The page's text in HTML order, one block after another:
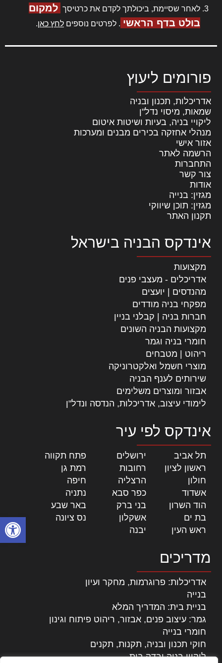
פתח
לאחר שסיימת, ביכולתך לקדם את כרטיסך למקום
בולט בדף הראשי . לפרטים נוספים לחץ כאן.
פורומים ליעוץ
אדריכלות, תכנון ובניה
שמאות, מיסוי נדל"ן
ליקויי בניה, בעיות ושיטות איטום
מנהלי אחזקה בכירים מבנים ומערכות
אזור אישי
הרשמה לאתר
התחברות
צור קשר
אודות
מגזין: בנייה
מגזין: תוכן שיווקי
תקנון האתר
אינדקס הבניה בישראל
מקצועות
אדריכלים - מעצבי פנים
מהנדסים | יועצים
מפקחי בניה מודדים
חברות בניה | קבלני בניין
מקצועות הבניה השונים
חומרי בניה וגמר
ריהוט | מטבחים
מוצרי חשמל ואלקטרוניקה
שירותים לענף הבניה
אבזור ומוצרים משלימים
לימודי עיצוב, אדריכלות, הנדסה ונדל"ן
אינדקס לפי עיר
תל אביב ירושלים פתח תקווה
ראשון לציון
רחובות רמת גן
חולון
הרצליה חיפה
אשדוד
כפר סבא נתניה
הוד השרון
בני ברק באר שבע
בת ים
אשקלון נס ציונה
ראש העין
יבנה
מדריכים
אדריכלות: פרוגרמות, מחקר ועיון
בנייה
בניית בית: המדריך המלא
גמר: עיצוב פנים, אבזור, ריהוט פיתוח וגינון
חומרי בנייה
חוקי תכנון ובניה, תקנות, תקנים
ליקויי בניה ובדק בית